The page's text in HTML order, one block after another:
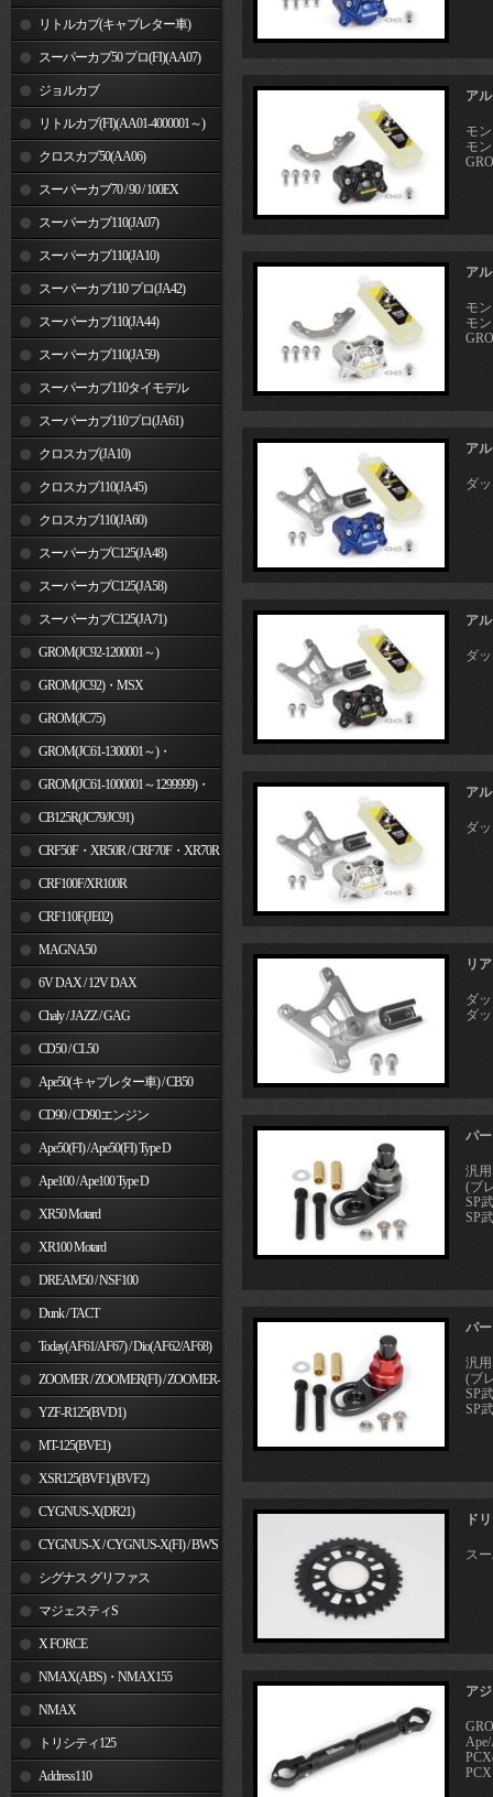
リトルカブ(キャブレター車)
スーパーカブ50 プロ(FI)(AA07)
ジョルカブ
リトルカブ(FI)(AA01-4000001～)
クロスカブ50(AA06)
スーパーカブ70 / 90 / 100EX
スーパーカブ110(JA07)
スーパーカブ110(JA10)
スーパーカブ110 プロ(JA42)
スーパーカブ110(JA44)
スーパーカブ110(JA59)
スーパーカブ110タイモデル
(MLHJA56)
スーパーカブ110プロ(JA61)
クロスカブ(JA10)
クロスカブ110(JA45)
クロスカブ110(JA60)
スーパーカブC125(JA48)
スーパーカブC125(JA58)
スーパーカブC125(JA71)
GROM(JC92-1200001～)
GROM(JC92)・MSX
GROM(MLHJC92)
GROM(JC75)
GROM(JC61-1300001～)・
MSX125SF
GROM(JC61-1000001～1299999)・
MSX125CB125R(JC79/JC91)
CRF50F・XR50R / CRF70F・XR70R
CRF100F/XR100R
CRF110F(JE02)
MAGNA50
6V DAX / 12V DAX
Chaly / JAZZ / GAG
CD50 / CL50
Ape50(キャブレター車) / CB50
CD90 / CD90エンジン
Ape50(FI) / Ape50(FI) Type D
Ape100 / Ape100 Type D
XR50 Motard
XR100 Motard
DREAM50 / NSF100
Dunk / TACT
Today(AF61/AF67) / Dio(AF62/AF68)
ZOOMER / ZOOMER(FI) / ZOOMER-
YZF-R125(BVD1)
MT-125(BVE1)
XSR125(BVF1)(BVF2)
CYGNUS-X(DR21)
CYGNUS-X / CYGNUS-X(FI) / BW'S
125 シグナス グリファス
マジェスティS
X FORCE
NMAX(ABS)・NMAX155
NMAX
トリシティ125
Address110
ア
モ
モ
ア
モ
モ
ア
ダ
ア
ダ
ア
ダ
リ
ダ
ダ
パ
汎
(ブ
SP
SP
パ
汎
(ブ
SP
SP
ド
ス
ア